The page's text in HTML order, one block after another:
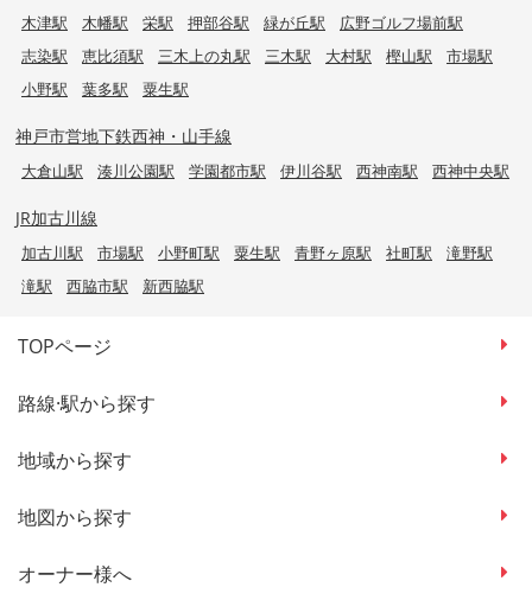
木津駅 木幡駅 栄駅 押部谷駅 緑が丘駅
広野ゴルフ場前駅
志染駅
恵比須駅 三木上の丸駅 三木駅 大村駅 樫山駅
市場駅
小野駅
葉多駅 粟生駅
神戸市営地下鉄西神・山手線
大倉山駅 湊川公園駅 学園都市駅 伊川谷駅 西神南駅 西神中央駅
JR加古川線
加古川駅 市場駅 小野町駅 粟生駅 青野ヶ原駅 社町駅
滝野駅
滝駅
西脇市駅 新西脇駅
TOPページ
路線·駅から探す
地域から探す
地図から探す
オーナー様へ